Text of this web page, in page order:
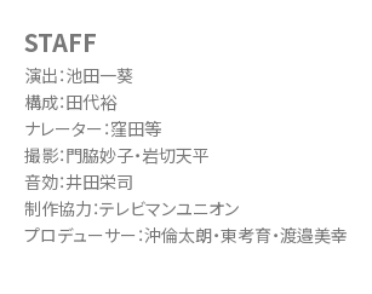
STAFF
演出：池田一葵
構成：田代裕
ナレーター：窪田等
撮影：門脇妙子・岩切天平
音効：井田栄司
制作協力：テレビマンユニオン
プロデューサー：沖倫太朗・東考育・渡邉美幸